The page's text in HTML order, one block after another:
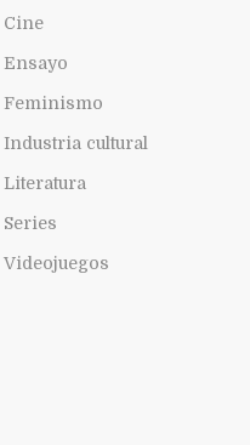
Cine
Ensayo
Feminismo
Industria cultural
Literatura
Series
Videojuegos